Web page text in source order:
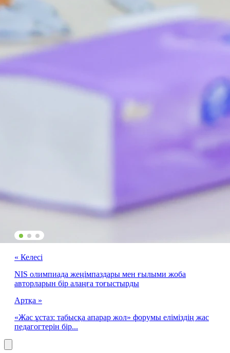
« Келесі
NIS олимпиада жеңімпаздары мен ғылыми жоба
авторларын бір алаңға тоғыстырды
Артқа »
«Жас ұстаз: табысқа апарар жол» форумы еліміздің жас
педагогтерін бір...